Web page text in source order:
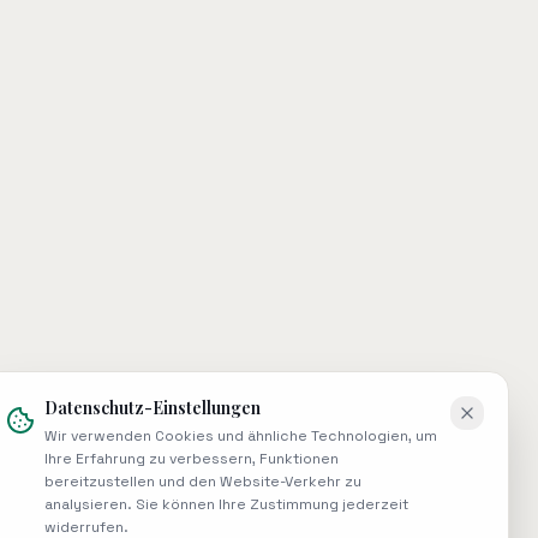
Datenschutz-Einstellungen
Wir verwenden Cookies und ähnliche Technologien, um
Ihre Erfahrung zu verbessern, Funktionen
bereitzustellen und den Website-Verkehr zu
analysieren. Sie können Ihre Zustimmung jederzeit
widerrufen.